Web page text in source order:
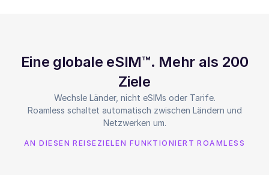
Eine globale eSIM™. Mehr als 200
Ziele
Wechsle Länder, nicht eSIMs oder Tarife.
Roamless schaltet automatisch zwischen Ländern und
Netzwerken um.
AN DIESEN REISEZIELEN FUNKTIONIERT ROAMLESS